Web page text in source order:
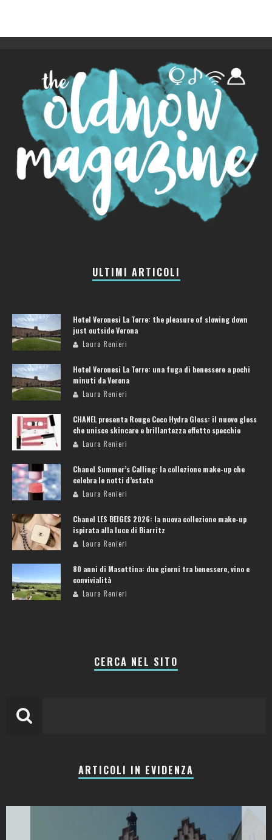
ULTIMI ARTICOLI
Hotel Veronesi La Torre: the pleasure of slowing down
just outside Verona
Laura Renieri
Hotel Veronesi La Torre: una fuga di benessere a pochi
minuti da Verona
Laura Renieri
CHANEL presenta Rouge Coco Hydra Gloss: il nuovo gloss
che unisce skincare e brillantezza effetto specchio
Laura Renieri
Chanel Summer’s Calling: la collezione make-up che
celebra le notti d’estate
Laura Renieri
Chanel LES BEIGES 2026: la nuova collezione make-up
ispirata alla luce di Biarritz
Laura Renieri
80 anni di Masottina: due giorni tra benessere, vino e
convivialità
Laura Renieri
CERCA NEL SITO
ARTICOLI IN EVIDENZA